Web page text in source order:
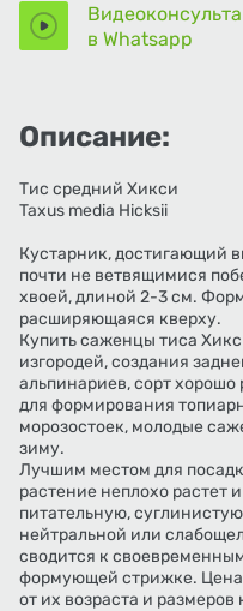
в Whatsapp
Описание:
Тис средний Хикси
Taxus media Hicksii
Кустарник, достигающий
почти не ветвящимися
хвоей, длиной 2-3 см.
расширяющаяся кверху.
Купить саженцы тиса
изгородей, создания
альпинариев, сорт хорошо
для формирования
морозостоек, молодые
зиму.
Лучшим местом для
растение неплохо растет
питательную,
нейтральной или
сводится к
формующей стрижке.
от их возраста и